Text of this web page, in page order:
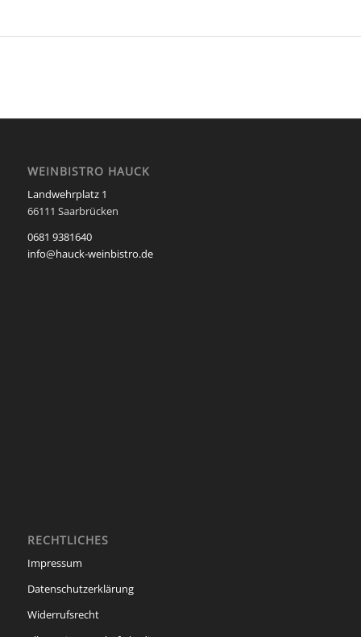
WEINBISTRO HAUCK
Landwehrplatz 1
66111 Saarbrücken
0681 9381640
info@hauck-weinbistro.de
RECHTLICHES
Impressum
Datenschutzerklärung
Widerrufsrecht